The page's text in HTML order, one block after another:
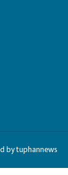
by tuphannews